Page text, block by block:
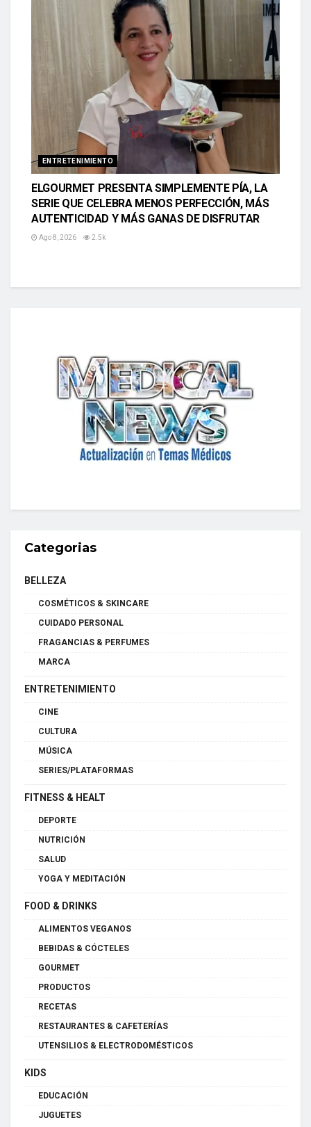
ENTRETENIMIENTO
ELGOURMET PRESENTA SIMPLEMENTE PÍA, LA
SERIE QUE CELEBRA MENOS PERFECCIÓN, MÁS
AUTENTICIDAD Y MÁS GANAS DE DISFRUTAR
Ago 8, 2026 2.5k
Categorias
BELLEZA
COSMÉTICOS & SKINCARE
CUIDADO PERSONAL
FRAGANCIAS & PERFUMES
MARCA
ENTRETENIMIENTO
CINE
CULTURA
MÚSICA
SERIES/PLATAFORMAS
FITNESS & HEALT
DEPORTE
NUTRICIÓN
SALUD
YOGA Y MEDITACIÓN
FOOD & DRINKS
ALIMENTOS VEGANOS
BEBIDAS & CÓCTELES
GOURMET
PRODUCTOS
RECETAS
RESTAURANTES & CAFETERÍAS
UTENSILIOS & ELECTRODOMÉSTICOS
KIDS
EDUCACIÓN
JUGUETES